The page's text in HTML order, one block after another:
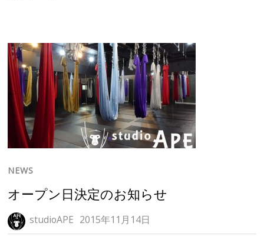
NEWS
オープン日決定のお知らせ
studioAPE 2015年11月14日